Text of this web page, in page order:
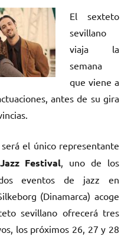
El sexteto
sevillano
viaja la
semana
que viene a
antes de su gira
será el único representante
Festival , uno de los
eventos de jazz en
(Dinamarca) acoge
sevillano ofrecerá tres
los próximos 26, 27 y 28